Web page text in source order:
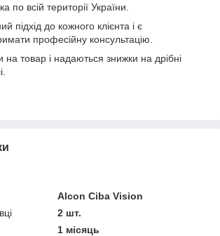
по всій території України.
підхід до кожного клієнта і є
професійну консультацію.
на товар і надаються знижки на дрібні
Alcon Ciba Vision
2 шт.
1 місяць